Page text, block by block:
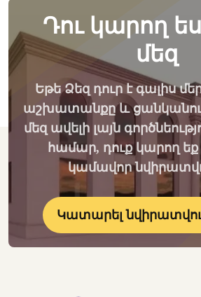
Դու կարող ես
մեզ
Եթե Ձեզ դուր է գալիս
աշխատանքը և
մեզ ավելի լայն
համար, դուք կարող
կամավոր
Կատարել